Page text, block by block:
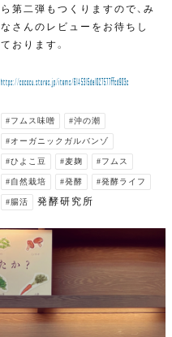
ら第二弾もつくりますので、み
なさんのレビューをお待ちし
ております。
https://cococu.stores.jp/items/6145315da1027577ffcd903c
#フムス味噌 #沖の潮
#オーガニックガルバンゾ
#ひよこ豆 #麦麹 #フムス
#自然栽培 #発酵 #発酵ライフ
#腸活 発酵研究所